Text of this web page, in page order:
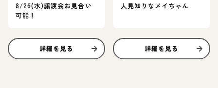
8/26(水)譲渡会お見合い
可能！
詳細を見る
人見知りなメイちゃん
詳細を見る